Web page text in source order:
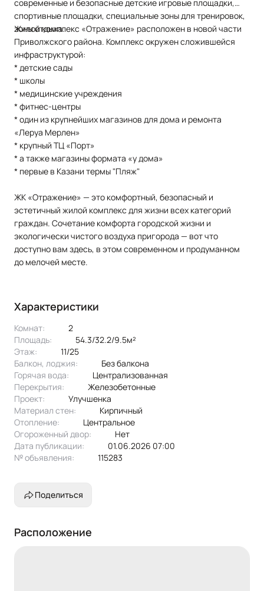
современные и безопасные детские игровые площадки,
спортивные площадки, специальные зоны для тренировок,
зоны отдыха.
Жилой комплекс «Отражение» расположен в новой части
Приволжского района. Комплекс окружен сложившейся
инфраструктурой:
* детские сады
* школы
* медицинские учреждения
* фитнес-центры
* один из крупнейших магазинов для дома и ремонта
«Леруа Мерлен»
* крупный ТЦ «Порт»
* а также магазины формата «у дома»
* первые в Казани термы "Пляж"
ЖК «Отражение» — это комфортный, безопасный и
эстетичный жилой комплекс для жизни всех категорий
граждан. Сочетание комфорта городской жизни и
экологически чистого воздуха пригорода — вот что
доступно вам здесь, в этом современном и продуманном
до мелочей месте.
Характеристики
Комнат:
2
Площадь:
54.3/32.2/9.5м²
Этаж:
11/25
Балкон, лоджия:
без балкона
Горячая вода:
централизованная
Перекрытия:
железобетонные
Проект:
улучшенка
Материал стен:
Кирпичный
Отопление:
центральное
Огороженный двор:
Нет
Дата публикации:
01.06.2026 07:00
№ объявления:
115283
Поделиться
Расположение